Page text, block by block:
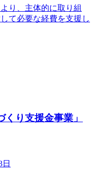
り、主体的に取り組
て必要な経費を支援し
り支援金事業」